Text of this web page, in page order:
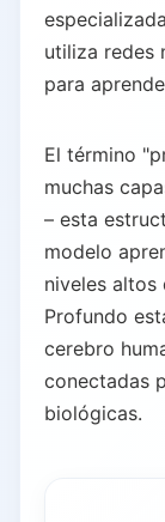
utiliza redes
para
El término
muchas
– esta
modelo
niveles altos
Profundo
cerebro
conectadas
biológicas.